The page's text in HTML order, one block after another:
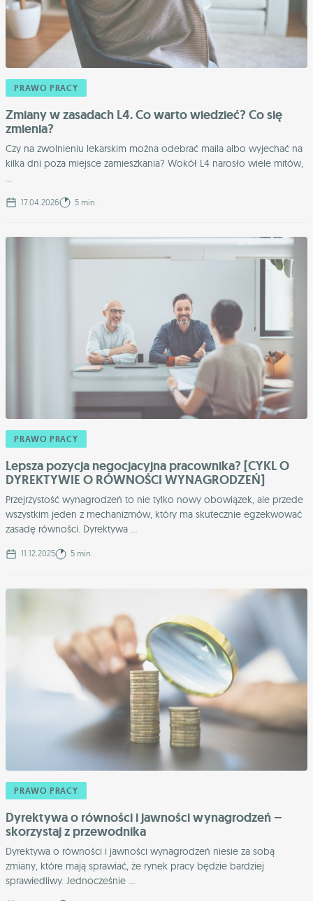
PRAWO PRACY
Zmiany w zasadach L4. Co warto wiedzieć? Co się
zmienia?
Czy na zwolnieniu lekarskim można odebrać maila albo wyjechać na
kilka dni poza miejsce zamieszkania? Wokół L4 narosło wiele mitów,
17.04.2026 5 min.
PRAWO PRACY
Lepsza pozycja negocjacyjna pracownika? [CYKL O
DYREKTYWIE O RÓWNOŚCI WYNAGRODZEŃ]
Przejrzystość wynagrodzeń to nie tylko nowy obowiązek, ale przede
wszystkim jeden z mechanizmów, który ma skutecznie egzekwować
zasadę równości. Dyrektywa ...
11.12.2025 5 min.
PRAWO PRACY
Dyrektywa o równości i jawności wynagrodzeń –
skorzystaj z przewodnika
Dyrektywa o równości i jawności wynagrodzeń niesie za sobą
zmiany, które mają sprawiać, że rynek pracy będzie bardziej
sprawiedliwy. Jednocześnie ...